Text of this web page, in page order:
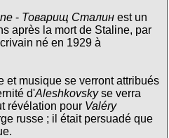
- Товарищ Сталинest un
après la mort de Staline, par
né en 1929 à
et musique se verront attribués
d'Aleshkovskyse verra
révélation pour Valéry
russe ; il était persuadé que